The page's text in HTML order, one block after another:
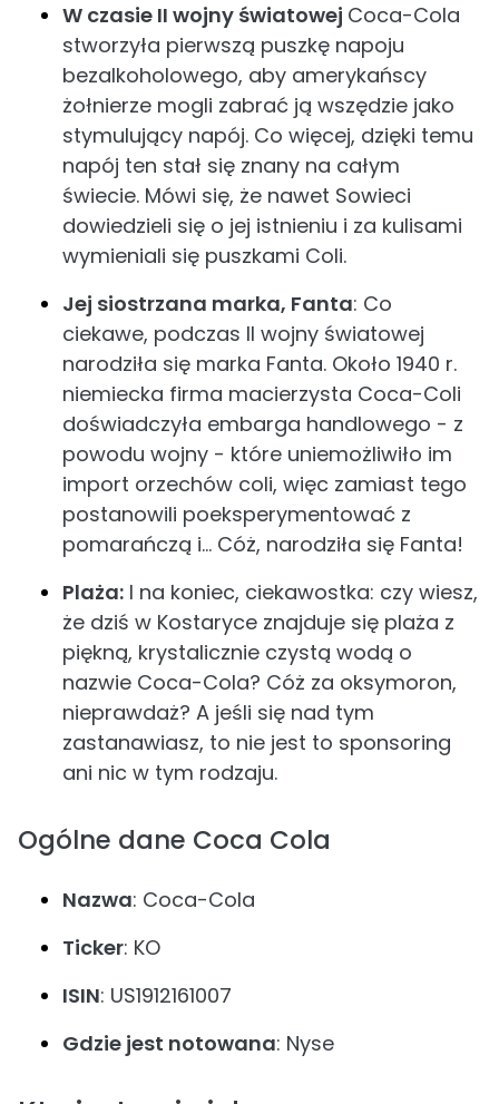
W czasie II wojny światowej Coca-Cola
stworzyła pierwszą puszkę napoju
bezalkoholowego, aby amerykańscy
żołnierze mogli zabrać ją wszędzie jako
stymulujący napój. Co więcej, dzięki temu
napój ten stał się znany na całym
świecie. Mówi się, że nawet Sowieci
dowiedzieli się o jej istnieniu i za kulisami
wymieniali się puszkami Coli.
Jej siostrzana marka, Fanta: Co
ciekawe, podczas II wojny światowej
narodziła się marka Fanta. Około 1940 r.
niemiecka firma macierzysta Coca-Coli
doświadczyła embarga handlowego - z
powodu wojny - które uniemożliwiło im
import orzechów coli, więc zamiast tego
postanowili poeksperymentować z
pomarańczą i… Cóż, narodziła się Fanta!
Plaża: I na koniec, ciekawostka: czy wiesz,
że dziś w Kostaryce znajduje się plaża z
piękną, krystalicznie czystą wodą o
nazwie Coca-Cola? Cóż za oksymoron,
nieprawdaż? A jeśli się nad tym
zastanawiasz, to nie jest to sponsoring
ani nic w tym rodzaju.
Ogólne dane Coca Cola
Nazwa: Coca-Cola
Ticker: KO
ISIN: US1912161007
Gdzie jest notowana: Nyse